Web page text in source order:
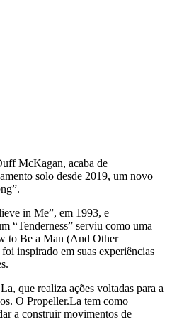
McKagan, acaba de
solo desde 2019, um novo
in Me”, em 1993, e
“Tenderness” serviu como uma
to Be a Man (And Other
inspirado em suas experiências
que realiza ações voltadas para a
O Propeller.La tem como
a construir movimentos de